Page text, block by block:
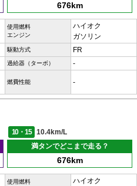
676km
使用燃料
エンジン
ハイオク
ガソリン
駆動方式 FR
過給器（ターボ） -
燃費性能 -
10・15
10.4km/L
満タンでどこまで走る？
676km
使用燃料
ハイオク